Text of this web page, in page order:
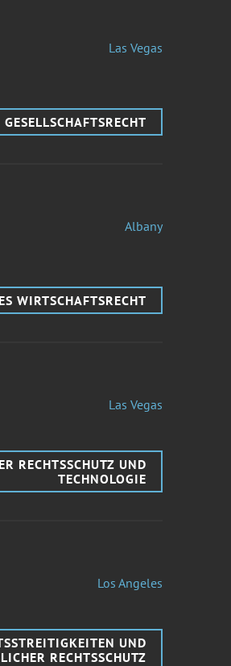
Las Vegas
GESELLSCHAFTSRECHT
Albany
WIRTSCHAFTSRECHT
Las Vegas
RECHTSSCHUTZ UND
TECHNOLOGIE
Los Angeles
UND
RECHTSSCHUTZ